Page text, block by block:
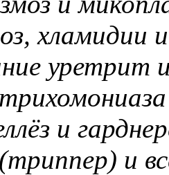
хламидии
уретрит
и
и